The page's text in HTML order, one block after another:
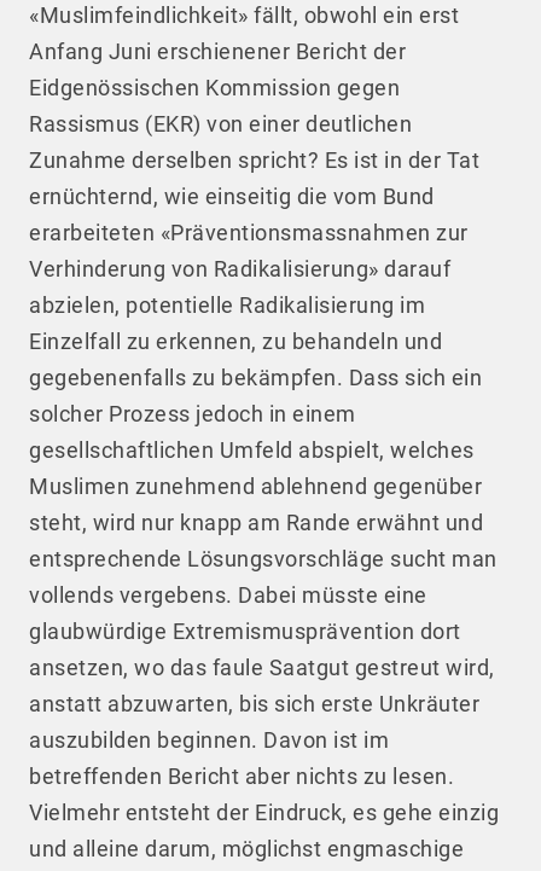
«Muslimfeindlichkeit» fällt, obwohl ein erst
Anfang Juni erschienener Bericht der
Eidgenössischen Kommission gegen
Rassismus (EKR) von einer deutlichen
Zunahme derselben spricht? Es ist in der Tat
ernüchternd, wie einseitig die vom Bund
erarbeiteten «Präventionsmassnahmen zur
Verhinderung von Radikalisierung» darauf
abzielen, potentielle Radikalisierung im
Einzelfall zu erkennen, zu behandeln und
gegebenenfalls zu bekämpfen. Dass sich ein
solcher Prozess jedoch in einem
gesellschaftlichen Umfeld abspielt, welches
Muslimen zunehmend ablehnend gegenüber
steht, wird nur knapp am Rande erwähnt und
entsprechende Lösungsvorschläge sucht man
vollends vergebens. Dabei müsste eine
glaubwürdige Extremismusprävention dort
ansetzen, wo das faule Saatgut gestreut wird,
anstatt abzuwarten, bis sich erste Unkräuter
auszubilden beginnen. Davon ist im
betreffenden Bericht aber nichts zu lesen.
Vielmehr entsteht der Eindruck, es gehe einzig
und alleine darum, möglichst engmaschige